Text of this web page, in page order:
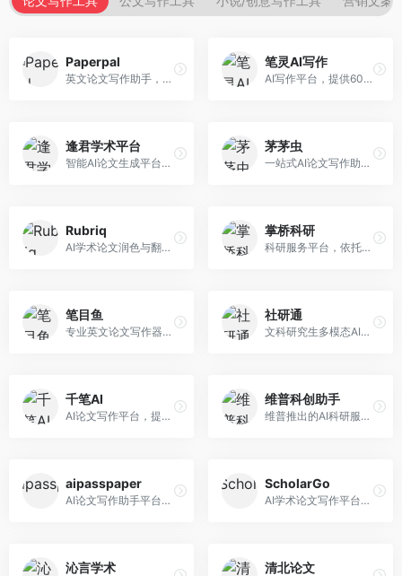
Paperpal
英文论文写作助手，专注于学术英语润色。面向需要发表国际期刊的研究者，提供语法检查、学术表达优化、格式规范等服务，英语表达地道专业。
笔灵AI写作
AI写作平台，提供600+写作模板。面向学生、职场人士和内容创作者，支持论文、公文、营销文案等多种文体，模板丰富，一键生成，写作效率大幅提升。
逢君学术平台
智能AI论文生成平台，支持查重检测。面向高校学生和研究人员，提供论文选题、内容生成、查重修改等一站式服务，学术写作流程完整。
茅茅虫
一站式AI论文写作助手，覆盖学术写作全场景。面向高校学生和科研人员，提供开题报告、文献综述、论文正文等写作服务，支持多学科多类型论文，操作简便。
Rubriq
AI学术论文润色与翻译平台。面向国际期刊投稿者，提供论文润色、翻译、格式调整等服务，支持多语言，学术表达专业规范。
掌桥科研
科研服务平台，依托3亿+真实文献数据库。面向学术研究者和学生，提供文献检索、论文写作、科研数据分析等服务，文献资源丰富，学术支持专业。
笔目鱼
专业英文论文写作器，支持学术论文全流程。面向留学生和国际期刊投稿者，提供英文论文撰写、润色、格式调整等服务，学术英语表达规范。
社研通
文科研究生多模态AI学术写作平台。面向文科研究生和社科研究者，提供文献综述、理论分析、定性研究辅助等服务，文科研究方法论支持完善。
千笔AI
AI论文写作平台，提供无限改稿服务。面向高校学生和学术研究者，支持论文选题、大纲生成、内容撰写、查重修改等全流程服务，改稿次数不限，服务质量有保障。
维普科创助手
维普推出的AI科研服务平台，整合学术资源与智能写作。面向科研人员和高校师生，提供文献检索、论文写作、查重检测等一站式服务，学术资源权威可靠。
aipasspaper
AI论文写作助手平台，提供智能化的学术写作支持。面向大学生和研究人员，支持多种学科论文生成，提供参考文献管理和格式规范服务，写作效率高。
ScholarGo
AI学术论文写作平台，专注于理工科领域的逻辑构建。面向理工科研究生和科研工作者，提供公式编辑、数据分析、论文结构优化等服务，理工科写作逻辑严谨。
沁言学术 清北论文